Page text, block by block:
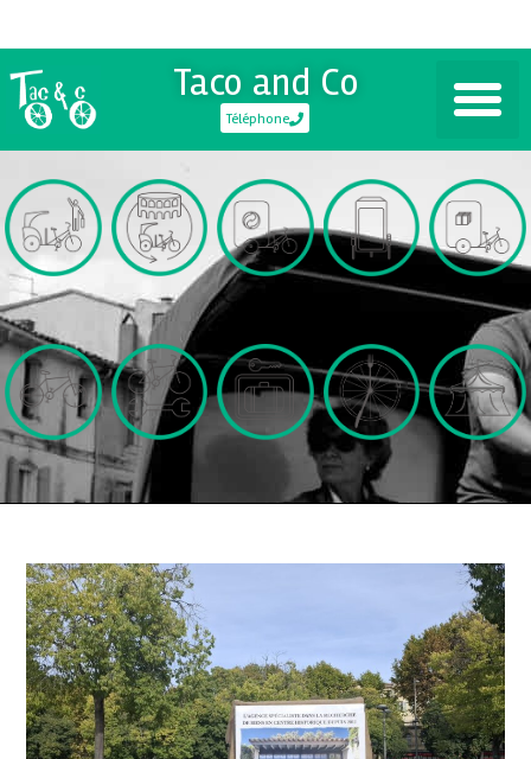
Taco and Co
Téléphone